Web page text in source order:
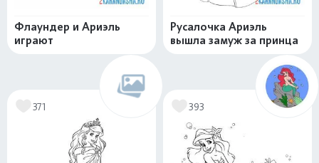
Флаундер и Ариэль
играют
Русалочка Ариэль
вышла замуж за принца
371 393